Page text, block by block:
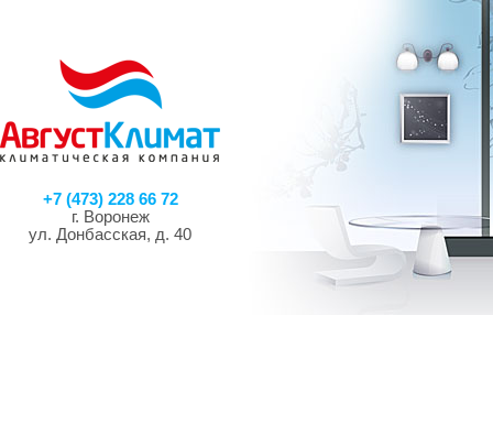
+7 (473) 228 66 72
г. Воронеж
ул. Донбасская, д. 40